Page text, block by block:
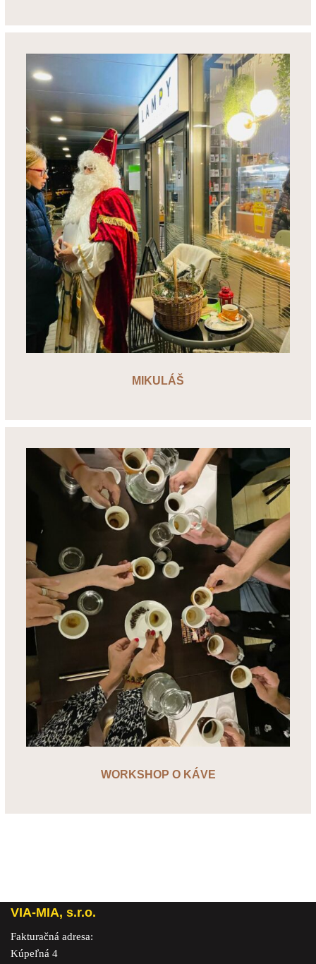
MIKULÁŠ
WORKSHOP O KÁVE
VIA-MIA, s.r.o.
Fakturačná adresa:
Kúpeľná 4